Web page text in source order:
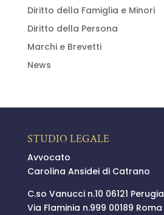
Diritto della Famiglia e Minori
Diritto della Persona
Marchi e Brevetti
News
STUDIO LEGALE
Avvocato
Carolina Ansidei di Catrano
C.so Vanucci n.10 06121 Perugia
Via Flaminia n.999 00189 Roma